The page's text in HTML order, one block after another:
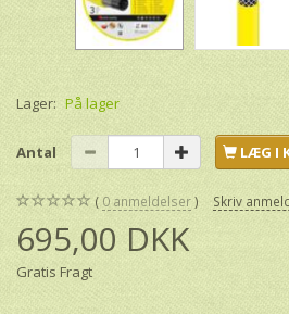
Lager: På lager
Antal LÆG I
0 anmeldelser Skriv
695,00 DKK
Gratis Fragt